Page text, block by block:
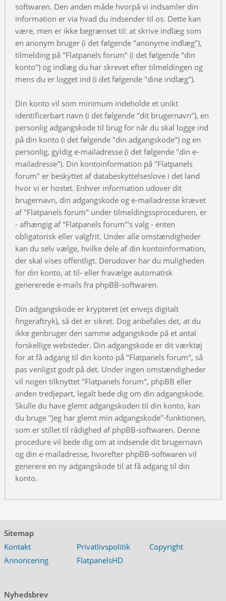
softwaren. Den anden måde hvorpå vi indsamler din
information er via hvad du indsender til os. Dette kan
være, men er ikke begrænset til: at skrive indlæg som
en anonym bruger (i det følgende "anonyme indlæg"),
tilmelding på "Flatpanels forum" (i det følgende "din
konto") og indlæg du har skrevet efter tilmeldingen og
mens du er logget ind (i det følgende "dine indlæg").
Din konto vil som minimum indeholde et unikt
identificerbart navn (i det følgende "dit brugernavn"), en
personlig adgangskode til brug for når du skal logge ind
på din konto (i det følgende "din adgangskode") og en
personlig, gyldig e-mailadresse (i det følgende "din e-
mailadresse"). Din kontoinformation på "Flatpanels
forum" er beskyttet af databeskyttelseslove i det land
hvor vi er hostet. Enhver information udover dit
brugernavn, din adgangskode og e-mailadresse krævet
af "Flatpanels forum" under tilmeldingssproceduren, er
- afhængig af "Flatpanels forum"'s valg - enten
obligatorisk eller valgfrit. Under alle omstændigheder
kan du selv vælge, hvilke dele af din kontoinformation,
der skal vises offentligt. Derudover har du muligheden
for din konto, at til- eller fravælge automatisk
genererede e-mails fra phpBB-softwaren.
Din adgangskode er krypteret (et envejs digitalt
fingeraftryk), så det er sikret. Dog anbefales det, at du
ikke genbruger den samme adgangskode på et antal
forskellige websteder. Din adgangskode er dit værktøj
for at få adgang til din konto på "Flatpanels forum", så
pas venligst godt på det. Under ingen omstændigheder
vil nogen tilknyttet "Flatpanels forum", phpBB eller
anden tredjepart, legalt bede dig om din adgangskode.
Skulle du have glemt adgangskoden til din konto, kan
du bruge "Jeg har glemt min adgangskode"-funktionen,
som er stillet til rådighed af phpBB-softwaren. Denne
procedure vil bede dig om at indsende dit brugernavn
og din e-mailadresse, hvorefter phpBB-softwaren vil
generere en ny adgangskode til at få adgang til din
konto.
Sitemap
Kontakt
Privatlivspolitik
Copyright
Annoncering
FlatpanelsHD
Nyhedsbrev